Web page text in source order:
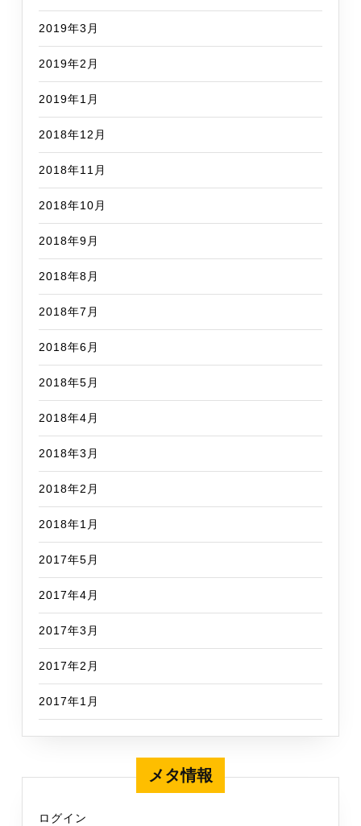
2019年3月
2019年2月
2019年1月
2018年12月
2018年11月
2018年10月
2018年9月
2018年8月
2018年7月
2018年6月
2018年5月
2018年4月
2018年3月
2018年2月
2018年1月
2017年5月
2017年4月
2017年3月
2017年2月
2017年1月
メタ情報
ログイン